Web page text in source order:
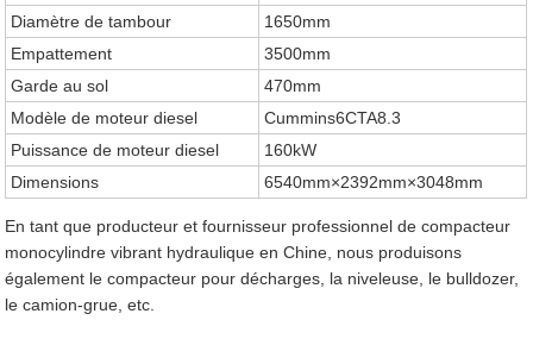
Diamètre de tambour
1650mm
Empattement
3500mm
Garde au sol
470mm
Modèle de moteur diesel
Cummins6CTA8.3
Puissance de moteur diesel
160kW
Dimensions
6540mm×2392mm×3048mm
En tant que producteur et fournisseur professionnel de compacteur
monocylindre vibrant hydraulique en Chine, nous produisons
également le compacteur pour décharges, la niveleuse, le bulldozer,
le camion-grue, etc.